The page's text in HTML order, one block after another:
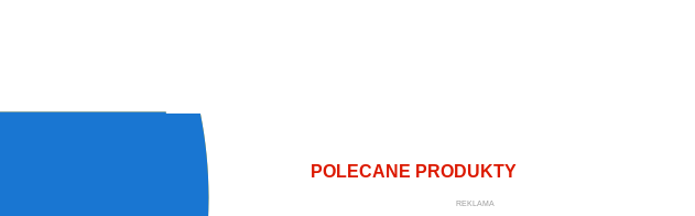
POLECANE PRODUKTY
REKLAMA